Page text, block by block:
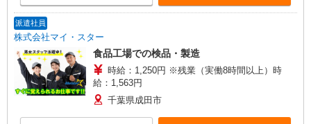
3,990,000円、2年目以降 3,300,000円〜4,500,000
派遣社員
株式会社マイ・スター
食品工場での検品・製造
時給：1,250円 ※残業（実働8時間以上）時
給：1,563円
千葉県成田市